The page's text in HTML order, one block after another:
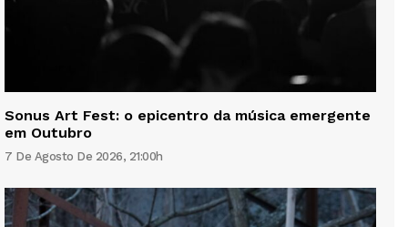
Sonus Art Fest: o epicentro da música emergente
em Outubro
7 De Agosto De 2026, 21:00h